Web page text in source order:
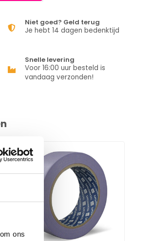
ons
Niet goed? Geld terug
Je hebt 14 dagen bedenktijd
Snelle levering
Voor 16:00 uur besteld is
vandaag verzonden!